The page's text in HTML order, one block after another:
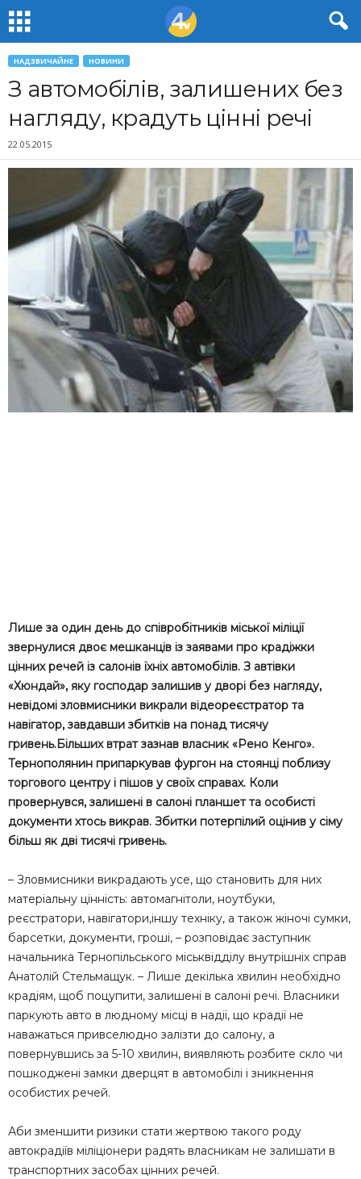
НАДЗВИЧАЙНЕ НОВИНИ
З автомобілів, залишених без
нагляду, крадуть цінні речі
22.05.2015
Лише за один день до співробітників міської міліції
звернулися двоє мешканців із заявами про крадіжки
цінних речей із салонів їхніх автомобілів. З автівки
«Хюндай», яку господар залишив у дворі без нагляду,
невідомі зловмисники викрали відеореєстратор та
навігатор, завдавши збитків на понад тисячу
гривень.Більших втрат зазнав власник «Рено Кенго».
Тернополянин припаркував фургон на стоянці поблизу
торгового центру і пішов у своїх справах. Коли
провернувся, залишені в салоні планшет та особисті
документи хтось викрав. Збитки потерпілий оцінив у сіму
більш як дві тисячі гривень.
– Зловмисники викрадають усе, що становить для них
матеріальну цінність: автомагнітоли, ноутбуки,
реєстратори, навігатори,іншу техніку, а також жіночі сумки,
барсетки, документи, гроші, – розповідає заступник
начальника Тернопільського міськвідділу внутрішніх справ
Анатолій Стельмащук. – Лише декілька хвилин необхідно
крадіям, щоб поцупити, залишені в салоні речі. Власники
паркують авто в людному місці в надії, що крадії не
наважаться привселюдно залізти до салону, а
повернувшись за 5-10 хвилин, виявляють розбите скло чи
пошкоджені замки дверцят в автомобілі і зникнення
особистих речей.
Аби зменшити ризики стати жертвою такого роду
автокрадіїв міліціонери радять власникам не залишати в
транспортних засобах цінних речей.